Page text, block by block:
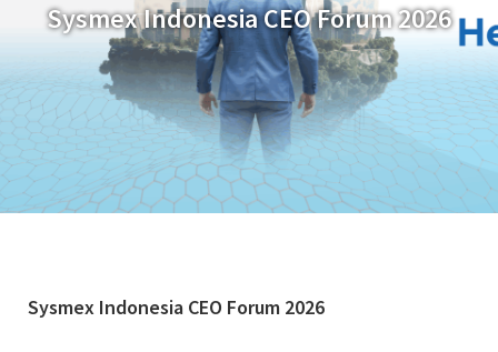
Sysmex Indonesia CEO Forum 2026
Sysmex Indonesia CEO Forum 2026